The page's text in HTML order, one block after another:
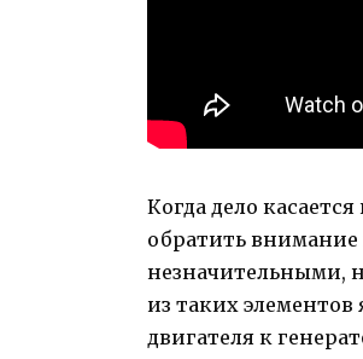
Когда дело
обратить внимание
незначительными,
из таких элементов
двигателя к